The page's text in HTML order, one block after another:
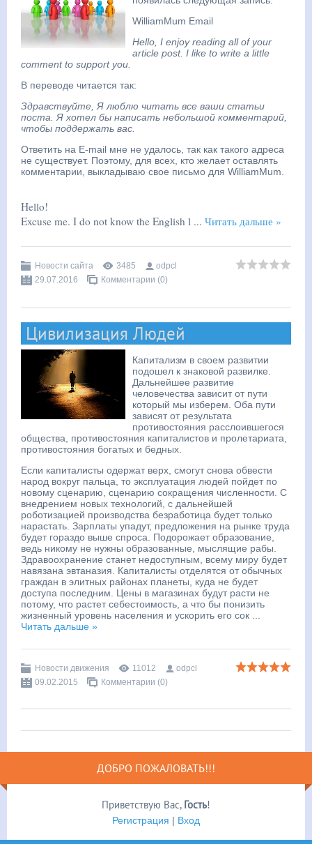
WilliamMum Email
Hello, I enjoy reading all of your
article post. I like to write a little
comment to support you.
В переводе читается так:
Здравствуйте, Я люблю читать все ваши статьи
поста. Я хотел бы написать небольшой комментарий,
чтобы поддержать вас.
Ответить на E-mail мне не удалось, так как такого адреса
не существует. Поэтому, для всех, кто желает оставлять
комментарии, выкладываю свое письмо для WilliamMum.
Hello!
Excuse me. I do not know the English l ... Читать дальше »
Новости сайта 3485
odpcl
29.07.2016
Комментарии (0)
Цивилизация Людей
Капитализм в своем развитии
подошел к знаковой развилке.
Дальнейшее развитие
человечества зависит от пути
который мы изберем. Оба пути
зависят от результата
противостояния расслоившегося
общества, противостояния капиталистов и пролетариата,
противостояния богатых и бедных.
Если капиталисты одержат верх, смогут снова обвести
народ вокруг пальца, то эксплуатация людей пойдет по
новому сценарию, сценарию сокращения численности. С
внедрением новых технологий, с дальнейшей
роботизацией производства безработица будет только
нарастать. Зарплаты упадут, предложения на рынке труда
будет гораздо выше спроса. Подорожает образование,
ведь никому не нужны образованные, мыслящие рабы.
Здравоохранение станет недоступным, всему миру будет
навязана эвтаназия. Капиталисты отделятся от обычных
граждан в элитных районах планеты, куда не будет
доступа последним. Цены в магазинах будут расти не
потому, что растет себестоимость, а что бы понизить
жизненный уровень населения и ускорить его сок ...
Читать дальше »
Новости движения 11012
odpcl
09.02.2015
Комментарии (0)
ДОБРО ПОЖАЛОВАТЬ!!!
Приветствую Вас, Гость!
Регистрация | Вход